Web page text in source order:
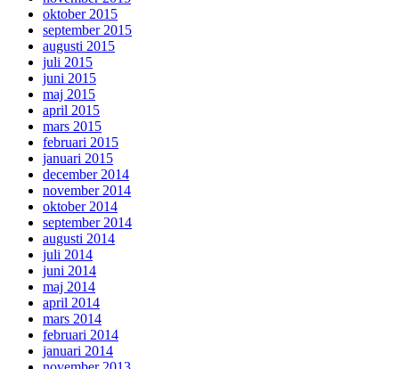
oktober 2015
september 2015
augusti 2015
juli 2015
juni 2015
maj 2015
april 2015
mars 2015
februari 2015
januari 2015
december 2014
november 2014
oktober 2014
september 2014
augusti 2014
juli 2014
juni 2014
maj 2014
april 2014
mars 2014
februari 2014
januari 2014